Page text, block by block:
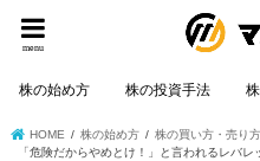
menu
株の始め方 株の投資手法
HOME 株の始め方
株の買い方・売り方
「危険だからやめとけ！」と言われるレバ